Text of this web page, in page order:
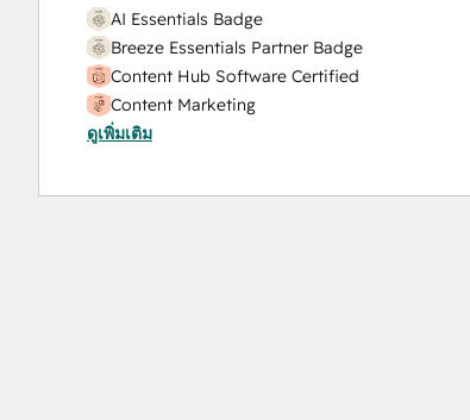
Sales and Marketing Alignment
Sales Coaching and Training
Sales Enablement
Sales Hub Enterprise Onboarding
Sales Hub Professional Onboarding
AI Essentials Badge
Breeze Essentials Partner Badge
Content Hub Software Certified
Content Marketing
Digital Marketing
Frictionless Sales
ดูเพิ่มเติม